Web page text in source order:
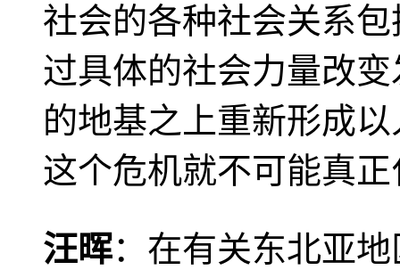
社会的各种社会关系
过具体的社会力量改
的地基之上重新形成
这个危机就不可能真
汪晖：在有关东北亚